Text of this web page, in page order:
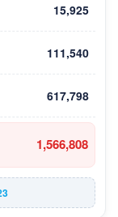
15,925
111,540
617,798
1,566,808